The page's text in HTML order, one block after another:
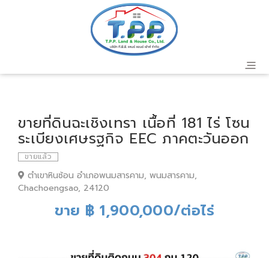
ขายที่ดินฉะเชิงเทรา เนื้อที่ 181 ไร่ โซน
ระเบียงเศษรฐกิจ EEC ภาคตะวันออก
ขายแล้ว
ตำเขาหินซ้อน อำเภอพนมสารคาม, พนมสารคาม,
Chachoengsao, 24120
ขาย ฿ 1,900,000/ต่อไร่